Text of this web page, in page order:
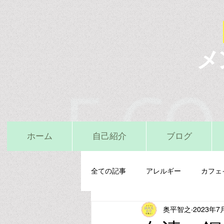
メ
ホーム 自己紹介 ブログ
全ての記事 アレルギー カフェ
栄養精神医学 鉄 亜鉛
奥平智之 2023年7